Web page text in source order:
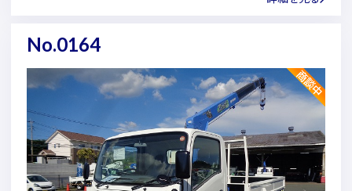
No.0164